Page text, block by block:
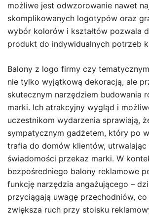
możliwe jest odwzorowanie nawet
skomplikowanych logotypów oraz
wybór kolorów i kształtów pozwala
produkt do indywidualnych potrzeb
Balony z logo firmy czy
nie tylko wyjątkową dekoracją, ale
skutecznym narzędziem budowania
marki. Ich atrakcyjny wygląd i
uczestnikom wydarzenia sprawiają,
sympatycznym gadżetem, który po
trafia do domów klientów, utrwalając
świadomości przekaz marki. W
bezpośredniego balony reklamowe
funkcję narzędzia angażującego –
przyciągają uwagę przechodniów,
zwiększa ruch przy stoisku